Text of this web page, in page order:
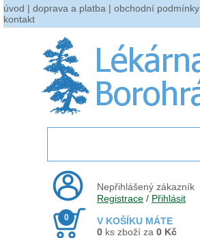
úvod | doprava a platba | obchodní podmínky
kontakt
Nepřihlášený zákazník
Registrace / Přihlásit
V KOŠÍKU MÁTE
0
0 ks zboží za 0 Kč